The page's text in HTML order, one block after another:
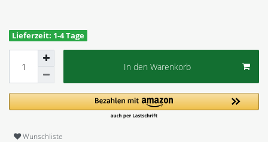
Lieferzeit: 1-4 Tage
In den Warenkorb
Wunschliste